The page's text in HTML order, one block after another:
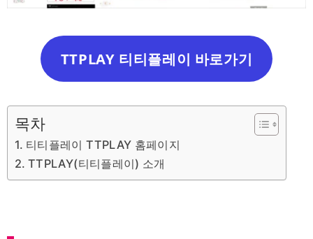
TTPLAY 티티플레이 바로가기
목차
티티플레이 TTPLAY 홈페이지
TTPLAY(티티플레이) 소개